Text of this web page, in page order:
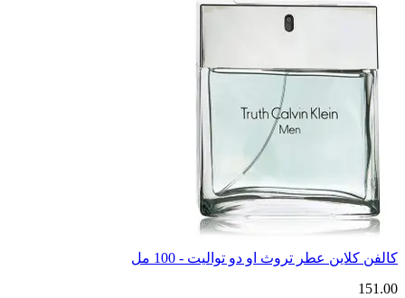
كالفن كلاين عطر تروث او دو تواليت - 100 مل
151.00